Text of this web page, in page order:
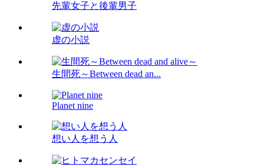
先輩女子と後輩男子
虚の小説
生間死～Between dead an...
Planet nine
想い人を想う人